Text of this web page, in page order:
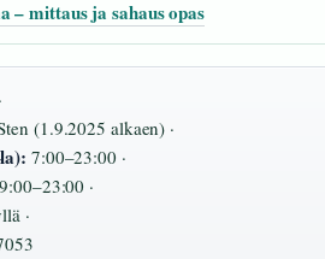
– mittaus ja sahaus opas
(1.9.2025 alkaen) ·
7:00–23:00 ·
9:00–23:00 ·
·